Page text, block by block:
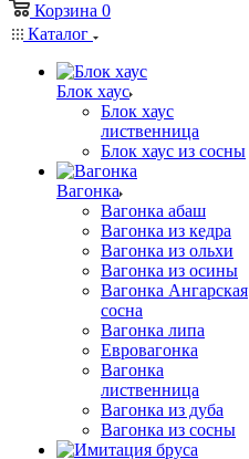
Корзина 0
Каталог
Блок хаус
Блок хаус
лиственница
Блок хаус из сосны
Вагонка
Вагонка абаш
Вагонка из кедра
Вагонка из ольхи
Вагонка из осины
Вагонка Ангарская
сосна
Вагонка липа
Евровагонка
Вагонка
лиственница
Вагонка из дуба
Вагонка из сосны